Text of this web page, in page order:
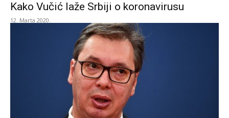
Kako Vučić laže Srbiji o koronavirusu
12. Marta 2020.